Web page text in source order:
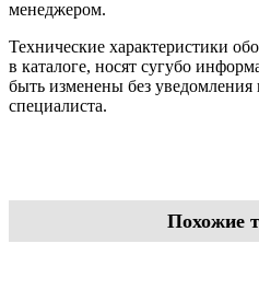
менеджером.
Технические характеристики
в каталоге, носят сугубо
быть изменены без
специалиста.
Похожие